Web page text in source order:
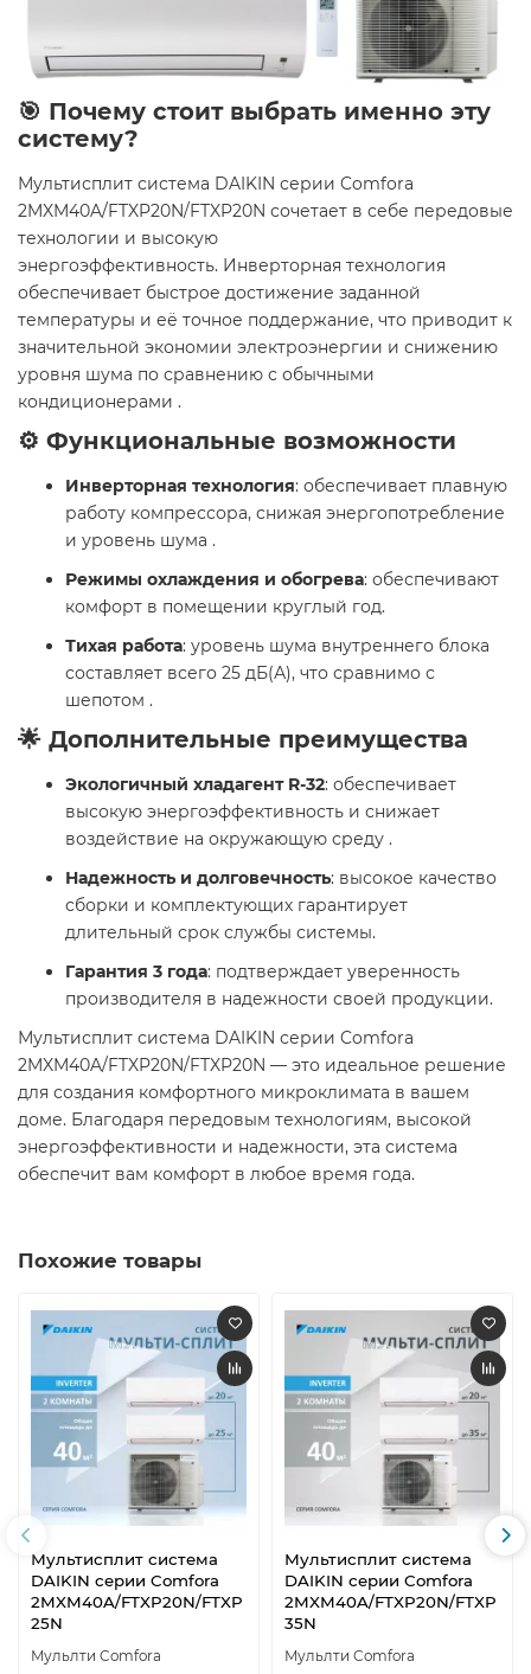
🎯 Почему стоит выбрать именно эту
систему?
Мультисплит система DAIKIN серии Comfora
2MXM40A/FTXP20N/FTXP20N сочетает в себе передовые
технологии и высокую
энергоэффективность. Инверторная технология
обеспечивает быстрое достижение заданной
температуры и её точное поддержание, что приводит к
значительной экономии электроэнергии и снижению
уровня шума по сравнению с обычными
кондиционерами .
⚙️ Функциональные возможности
Инверторная технология: обеспечивает плавную
работу компрессора, снижая энергопотребление
и уровень шума .
Режимы охлаждения и обогрева: обеспечивают
комфорт в помещении круглый год.
Тихая работа: уровень шума внутреннего блока
составляет всего 25 дБ(А), что сравнимо с
шепотом .
🌟 Дополнительные преимущества
Экологичный хладагент R-32: обеспечивает
высокую энергоэффективность и снижает
воздействие на окружающую среду .
Надежность и долговечность: высокое качество
сборки и комплектующих гарантирует
длительный срок службы системы.
Гарантия 3 года: подтверждает уверенность
производителя в надежности своей продукции.
Мультисплит система DAIKIN серии Comfora
2MXM40A/FTXP20N/FTXP20N — это идеальное решение
для создания комфортного микроклимата в вашем
доме. Благодаря передовым технологиям, высокой
энергоэффективности и надежности, эта система
обеспечит вам комфорт в любое время года.
Похожие товары
Мультисплит система
DAIKIN серии Comfora
2MXM40A/FTXP20N/FTXP
25N
Мульлти Comfora
Мультисплит система
DAIKIN серии Comfora
2MXM40A/FTXP20N/FTXP
35N
Мульлти Comfora